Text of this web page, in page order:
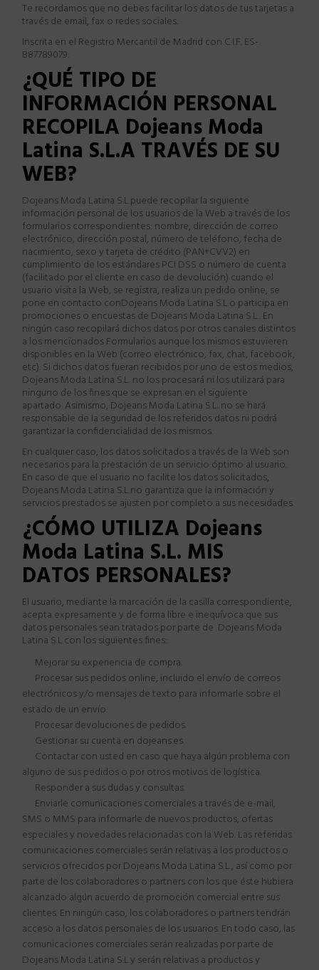
Te recordamos que no debes facilitar los datos de tus tarjetas a
través de email, fax o redes sociales.
Inscrita en el Registro Mercantil de Madrid con C.I.F. ES-
B87789079.
¿QUÉ TIPO DE
INFORMACIÓN PERSONAL
RECOPILA Dojeans Moda
Latina S.L.A TRAVÉS DE SU
WEB?
Dojeans Moda Latina S.L.puede recopilar la siguiente
información personal de los usuarios de la Web a través de los
formularios correspondientes: nombre, dirección de correo
electrónico, dirección postal, número de teléfono, fecha de
nacimiento, sexo y tarjeta de crédito (PAN+CVV2) en
cumplimiento de los estándares PCI DSS o número de cuenta
(facilitado por el cliente en caso de devolución) cuando el
usuario visita la Web, se registra, realiza un pedido online, se
pone en contacto conDojeans Moda Latina S.L.o participa en
promociones o encuestas de Dojeans Moda Latina S.L. . En
ningún caso recopilará dichos datos por otros canales distintos
a los mencionados Formularios aunque los mismos estuvieren
disponibles en la Web (correo electrónico, fax, chat, facebook,
etc). Si dichos datos fueran recibidos por uno de estos medios,
Dojeans Moda Latina S.L. no los procesará ni los utilizará para
ninguno de los fines que se expresan en el siguiente
apartado. Asimismo, Dojeans Moda Latina S.L. no se hará
responsable de la seguridad de los referidos datos ni podrá
garantizar la confidencialidad de los mismos.
En cualquier caso, los datos solicitados a través de la Web son
necesarios para la prestación de un servicio óptimo al usuario.
En caso de que el usuario no facilite los datos solicitados,
Dojeans Moda Latina S.L.no garantiza que la información y
servicios prestados se ajusten por completo a sus necesidades.
¿CÓMO UTILIZA Dojeans
Moda Latina S.L. MIS
DATOS PERSONALES?
El usuario, mediante la marcación de la casilla correspondiente,
acepta expresamente y de forma libre e inequívoca que sus
datos personales sean tratados por parte de Dojeans Moda
Latina S.L.con los siguientes fines:
Mejorar su experiencia de compra.
Procesar sus pedidos online, incluido el envío de correos
electrónicos y/o mensajes de texto para informarle sobre el
estado de un envío.
Procesar devoluciones de pedidos.
Gestionar su cuenta en dojeans.es
Contactar con usted en caso que haya algún problema con
alguno de sus pedidos o por otros motivos de logística.
Responder a sus dudas y consultas.
Enviarle comunicaciones comerciales a través de e-mail,
SMS o MMS para informarle de nuevos productos, ofertas
especiales y novedades relacionadas con la Web. Las referidas
comunicaciones comerciales serán relativas a los productos o
servicios ofrecidos porDojeans Moda Latina S.L., asícomo por
parte de los colaboradores o partnerscon los que éste hubiera
alcanzado algún acuerdo de promoción comercial entre sus
clientes. En ningún caso, los colaboradores o partnerstendrán
acceso a los datos personales de los usuarios. En todo caso, las
comunicaciones comerciales serán realizadas por parte de
Dojeans Moda Latina S.L.y serán relativas a productos y